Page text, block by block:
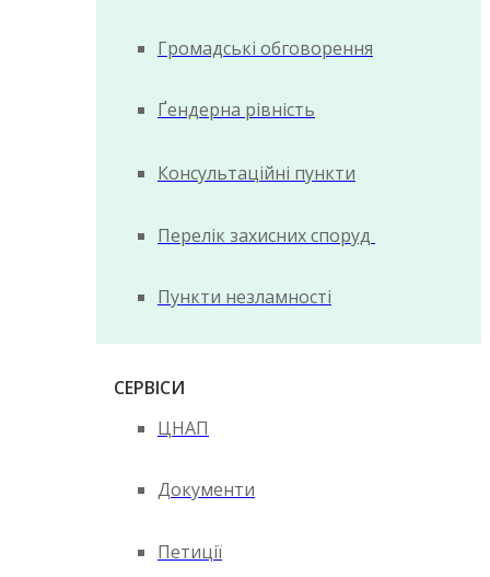
Громадські обговорення
Ґендерна рівність
Консультаційні пункти
Перелік захисних споруд
Пункти незламності
СЕРВІСИ
ЦНАП
Документи
Петиції